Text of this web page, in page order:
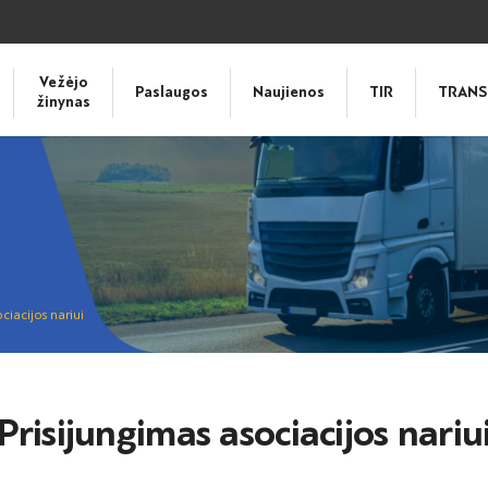
Vežėjo
žinynas
Paslaugos Naujienos TIR
nariui
asociacijos